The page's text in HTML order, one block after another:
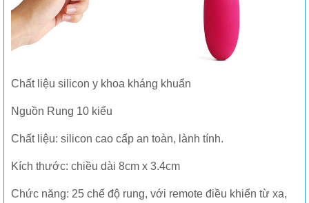
Chất liệu silicon y khoa kháng khuẩn
Nguồn Rung 10 kiểu
Chất liệu: silicon cao cấp an toàn, lành tính.
Kích thước: chiều dài 8cm x 3.4cm
Chức năng: 25 chế độ rung, với remote điều khiển từ xa,